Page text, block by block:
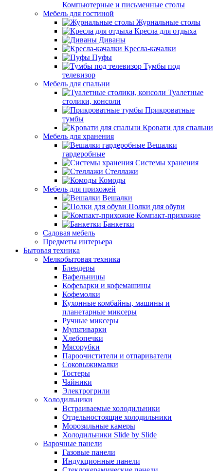
Компьютерные и письменные столы
Мебель для гостиной
Журнальные столы
Кресла для отдыха
Диваны
Кресла-качалки
Пуфы
Тумбы под
телевизор
Мебель для спальни
Туалетные
столики, консоли
Прикроватные
тумбы
Кровати для спальни
Мебель для хранения
Вешалки
гардеробные
Системы хранения
Стеллажи
Комоды
Мебель для прихожей
Вешалки
Полки для обуви
Компакт-прихожие
Банкетки
Садовая мебель
Предметы интерьера
Бытовая техника
Мелкобытовая техника
Блендеры
Вафельницы
Кофеварки и кофемашины
Кофемолки
Кухонные комбайны, машины и
планетарные миксеры
Ручные миксеры
Мультиварки
Хлебопечки
Мясорубки
Пароочистители и отпариватели
Соковыжималки
Тостеры
Чайники
Электрогрили
Холодильники
Встраиваемые холодильники
Отдельностоящие холодильники
Морозильные камеры
Холодильники Slide by Slide
Варочные панели
Газовые панели
Индукционные панели